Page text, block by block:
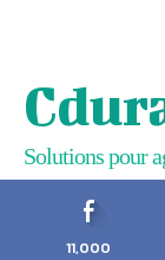
Solutions pour
11,000